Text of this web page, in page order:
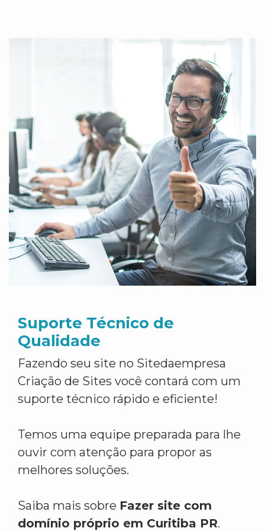
Suporte Técnico de
Qualidade
Fazendo seu site no Sitedaempresa
Criação de Sites você contará com um
suporte técnico rápido e eficiente!
Temos uma equipe preparada para lhe
ouvir com atenção para propor as
melhores soluções.
Saiba mais sobre Fazer site com
domínio próprio em Curitiba PR.